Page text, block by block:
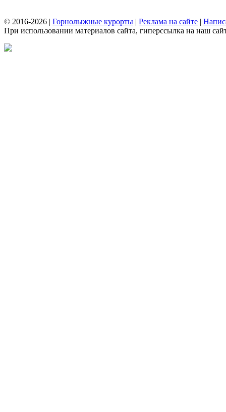
© 2016-2026 | Горнолыжные курорты | Реклама на сайте |
При использовании материалов сайта, гиперссылка на наш